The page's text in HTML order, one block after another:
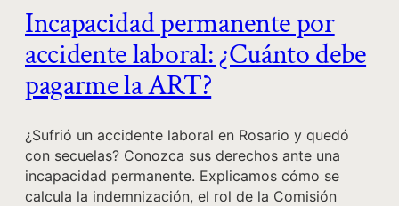
Incapacidad permanente por
accidente laboral: ¿Cuánto debe
pagarme la ART?
¿Sufrió un accidente laboral en Rosario y quedó
con secuelas? Conozca sus derechos ante una
incapacidad permanente. Explicamos cómo se
calcula la indemnización, el rol de la Comisión